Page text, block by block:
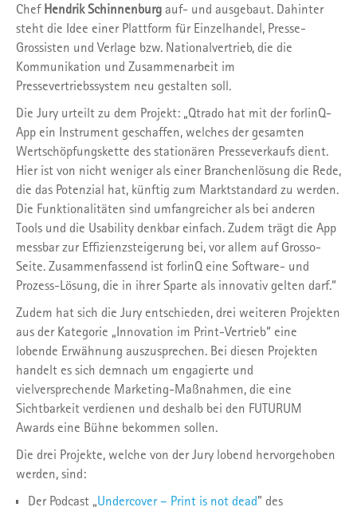
Chef Hendrik Schinnenburg auf- und ausgebaut. Dahinter
steht die Idee einer Plattform für Einzelhandel, Presse-
Grossisten und Verlage bzw. Nationalvertrieb, die die
Kommunikation und Zusammenarbeit im
Pressevertriebssystem neu gestalten soll.
Die Jury urteilt zu dem Projekt: „Qtrado hat mit der forlinQ-
App ein Instrument geschaffen, welches der gesamten
Wertschöpfungskette des stationären Presseverkaufs dient.
Hier ist von nicht weniger als einer Branchenlösung die Rede,
die das Potenzial hat, künftig zum Marktstandard zu werden.
Die Funktionalitäten sind umfangreicher als bei anderen
Tools und die Usability denkbar einfach. Zudem trägt die App
messbar zur Effizienzsteigerung bei, vor allem auf Grosso-
Seite. Zusammenfassend ist forlinQ eine Software- und
Prozess-Lösung, die in ihrer Sparte als innovativ gelten darf.“
Zudem hat sich die Jury entschieden, drei weiteren Projekten
aus der Kategorie „Innovation im Print-Vertrieb“ eine
lobende Erwähnung auszusprechen. Bei diesen Projekten
handelt es sich demnach um engagierte und
vielversprechende Marketing-Maßnahmen, die eine
Sichtbarkeit verdienen und deshalb bei den FUTURUM
Awards eine Bühne bekommen sollen.
Die drei Projekte, welche von der Jury lobend hervorgehoben
werden, sind:
Der Podcast „Undercover – Print is not dead” des